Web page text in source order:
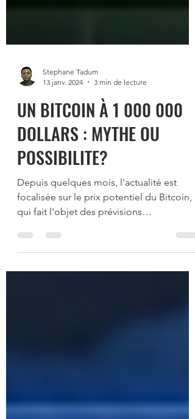
13 janv. 2024
3 min de lecture
UN BITCOIN À 1 000 000
DOLLARS : MYTHE OU
POSSIBILITE?
Depuis quelques mois, l'actualité est
qui fait l'objet des prévisions
exponentielles de la...